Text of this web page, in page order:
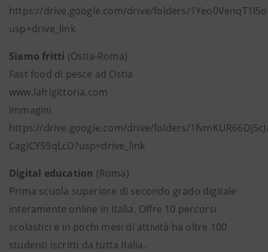
https://drive.google.com/drive/folders/
usp=drive_link
Siamo fritti (Ostia-Roma)
Fast food di pesce ad Ostia
www.lafrigittoria.com
Immagini
https://drive.google.com/drive/folders/
CaglCY59qLcD?usp=drive_link
Digital education (Roma)
Prima scuola superiore di secondo grado digitale
interamente online in Italia. Offre 10 percorsi
scolastici e in pochi mesi di attività ha oltre 100
studenti iscritti da tutta Italia.